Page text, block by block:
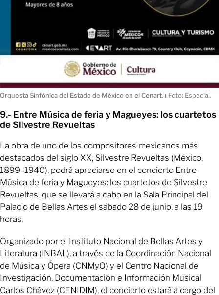
Orquesta Sinfónica del Estado de México en el Cenart. ı Foto: Especial.
9.- Entre Música de feria y Magueyes: los cuartetos
de Silvestre Revueltas
La obra de uno de los compositores mexicanos más
destacados del siglo XX, Silvestre Revueltas (México,
1899–1940), podrá apreciarse en el concierto Entre
Música de feria y Magueyes: los cuartetos de Silvestre
Revueltas, que se llevará a cabo en la Sala Principal del
Palacio de Bellas Artes el sábado 28 de junio, a las 19
horas.
Organizado por el Instituto Nacional de Bellas Artes y
Literatura (INBAL), a través de la Coordinación Nacional
de Música y Ópera (CNMyO) y el Centro Nacional de
Investigación, Documentación e Información Musical
Carlos Chávez (CENIDIM), el concierto estará a cargo del